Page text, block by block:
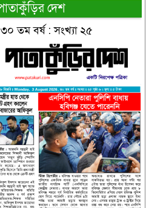
দেশ
তম বর্ষ : সংখ্যা ২৫